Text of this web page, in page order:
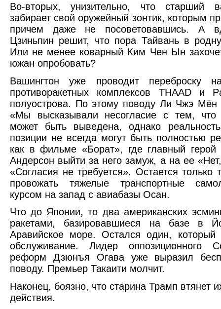
Во-вторых, унизительно, что старший
забирает свой оружейный зонтик, которым
причем даже не посоветовавшись. А
Цзиньпин решит, что пора Тайвань в
Или не менее коварный Ким Чен Ын
южан опробовать?
Вашингтон уже проводит переброску
противоракетных комплексов THAAD и
полуострова. По этому поводу Ли Чжэ Мён
«Мы высказывали несогласие с тем,
может быть выведена, однако
позиции не всегда могут быть полностью
как в фильме «Борат», где главный герой
Андерсон выйти за него замуж, а на ее
«Согласия не требуется». Остается только
провожать тяжелые транспортные
курсом на запад с авиабазы Осан.
Что до Японии, то два американских
ракетами, базировавшиеся на базе в
Аравийское море. Остался один, который
обслуживание. Лидер оппозиционного
реформ Дзюнъя Огава уже выразил
поводу. Премьер Такаити молчит.
Наконец, боязно, что старина Трамп втянет
действия.